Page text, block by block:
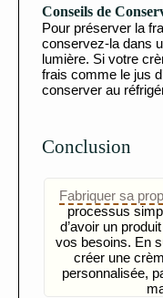
Conseils de
Pour préserver la
conservez-la dans
lumière. Si votre
frais comme le jus
conserver au
Conclusion
Fabriquer sa
processus
d’avoir un
vos besoins. En
créer une
personnalisée,